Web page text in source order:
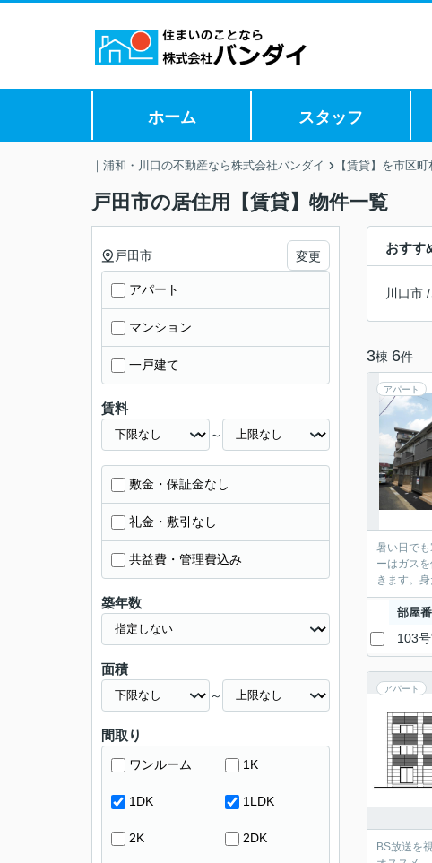
ホーム スタッフ
｜浦和・川口の不動産なら株式会社バンダイ 【賃貸】を市区
戸田市の居住用【賃貸】物件一覧
おすす
川口市 /
3棟 6件
アパート
暑い日で
ーはガス
きます。
部屋
103
アパート
BS放送を
戸田市 変更
アパート
マンション
一戸建て
賃料
～
敷金・保証金なし
礼金・敷引なし
共益費・管理費込み
築年数
面積
～
間取り
ワンルーム 1K
1DK 1LDK
2K 2DK